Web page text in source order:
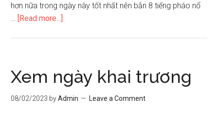
hơn nữa trong ngày này tốt nhất nên bắn 8 tiếng pháo nổ
… [Read more...]
tốt
để
Xem ngày khai trương
08/02/2023 byAdmin Leave a Comment